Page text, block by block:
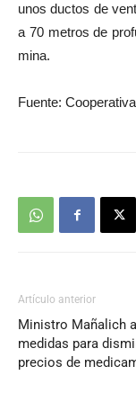
unos ductos de
a 70 metros de
mina.
Fuente: Cooperativa
Artículo anterior
Ministro Mañalich
medidas para
precios de